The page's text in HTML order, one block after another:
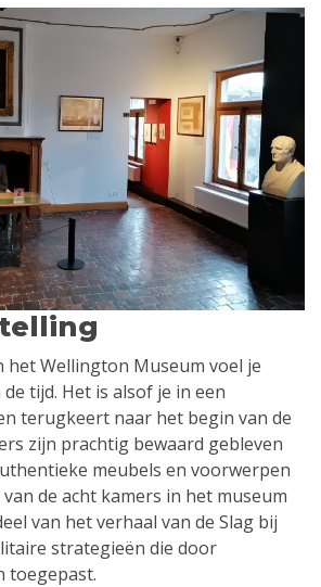
het Wellington Museum voel je
tijd. Het is alsof je in een
terugkeert naar het begin van de
zijn prachtig bewaard gebleven
meubels en voorwerpen
de acht kamers in het museum
van het verhaal van de Slag bij
strategieën die door
toegepast.